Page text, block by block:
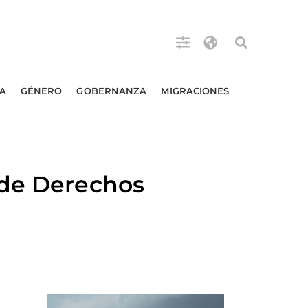
GÉNERO GOBERNANZA MIGRACIONES
Derechos